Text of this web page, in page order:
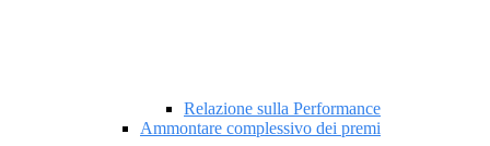
Relazione sulla Performance
Ammontare complessivo dei premi